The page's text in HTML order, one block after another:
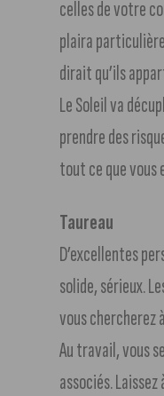
celles de votre
plaira
dirait qu’ils
Le Soleil va
prendre des
tout ce que vous
Taureau
D’excellentes
solide, sérieux.
vous chercherez
Au travail, vous
associés.